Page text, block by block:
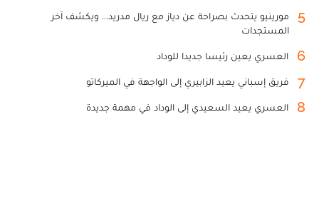
5
مورينيو يتحدث بصراحة عن دياز مع ريال مدريد... ويكشف آخر
المستجدات
6 العسري يعين رئيسا جديدا للوداد
7 فريق إسباني يعيد الزابيري إلى الواجهة في الميركاتو
8 العسري يعيد السعيدي إلى الوداد في مهمة جديدة